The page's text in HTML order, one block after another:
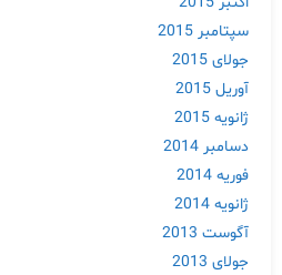
سپتامبر 2015
جولای 2015
آوریل 2015
ژانویه 2015
دسامبر 2014
فوریه 2014
ژانویه 2014
آگوست 2013
جولای 2013